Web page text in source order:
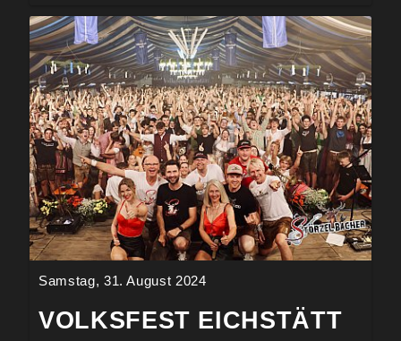
Samstag, 31. August 2024
VOLKSFEST EICHSTÄTT